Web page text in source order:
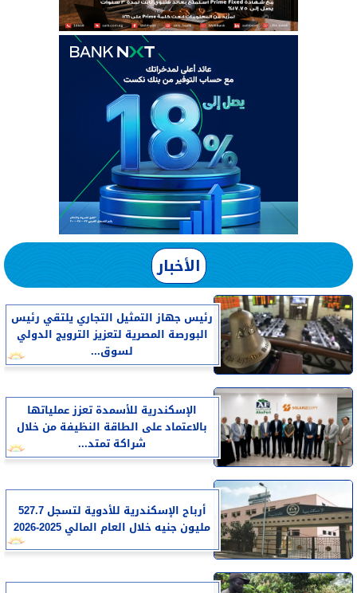
الأخبار
رئيس جهاز التمثيل التجاري يلتقي رئيس
البورصة المصرية لتعزيز الترويج الدولي
لسوق...
الإسكندرية للأسمدة تعزز عملياتها
بالاعتماد على الطاقة النظيفة من خلال
شراكة تمتد...
أرباح الإسكندرية للأدوية لتسجل 527.7
مليون جنيه خلال العام المالي 2025-2026